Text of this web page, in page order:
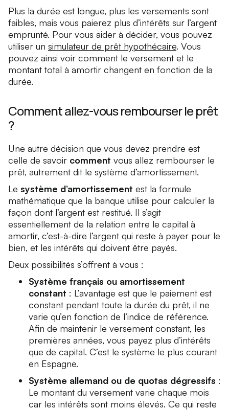
Plus la durée est longue, plus les versements sont
faibles, mais vous paierez plus d’intérêts sur l’argent
emprunté. Pour vous aider à décider, vous pouvez
utiliser un simulateur de prêt hypothécaire. Vous
pouvez ainsi voir comment le versement et le
montant total à amortir changent en fonction de la
durée.
Comment allez-vous rembourser le prêt
?
Une autre décision que vous devez prendre est
celle de savoir comment vous allez rembourser le
prêt, autrement dit le système d’amortissement.
Le système d’amortissement est la formule
mathématique que la banque utilise pour calculer la
façon dont l’argent est restitué. Il s’agit
essentiellement de la relation entre le capital à
amortir, c’est-à-dire l’argent qui reste à payer pour le
bien, et les intérêts qui doivent être payés.
Deux possibilités s’offrent à vous :
Système français ou amortissement
constant : L’avantage est que le paiement est
constant pendant toute la durée du prêt, il ne
varie qu’en fonction de l’indice de référence.
Afin de maintenir le versement constant, les
premières années, vous payez plus d’intérêts
que de capital. C’est le système le plus courant
en Espagne.
Système allemand ou de quotas dégressifs :
Le montant du versement varie chaque mois
car les intérêts sont moins élevés. Ce qui reste